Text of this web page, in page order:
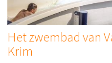
Het zwembad van
Krim